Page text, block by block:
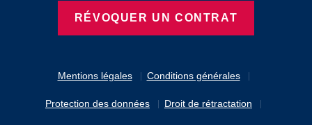
Mentions légales Conditions générales
Protection des données Droit de rétractation
RÉVOQUER UN CONTRAT